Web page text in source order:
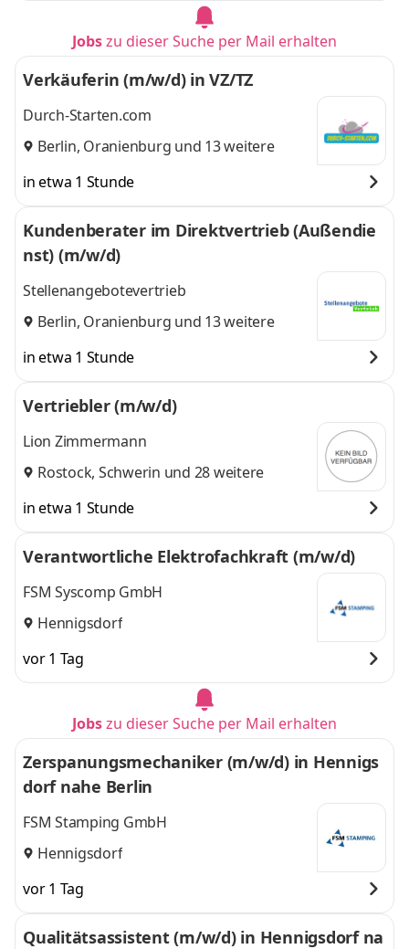
Jobszu dieser Suche per Mail erhalten
Verkäuferin (m/w/d) in VZ/TZ
Durch-Starten.com
Berlin, Oranienburg und 13 weitere
in etwa 1 Stunde
Kundenberater im Direktvertrieb (Außendie
nst) (m/w/d)
Stellenangebotevertrieb
Berlin, Oranienburg und 13 weitere
in etwa 1 Stunde
Vertriebler (m/w/d)
Lion Zimmermann
Rostock, Schwerin und 28 weitere
in etwa 1 Stunde
Verantwortliche Elektrofachkraft (m/w/d)
FSM Syscomp GmbH
Hennigsdorf
vor 1 Tag
Jobszu dieser Suche per Mail erhalten
Zerspanungsmechaniker (m/w/d) in Hennigs
dorf nahe Berlin
FSM Stamping GmbH
Hennigsdorf
vor 1 Tag
Qualitätsassistent (m/w/d) in Hennigsdorf na